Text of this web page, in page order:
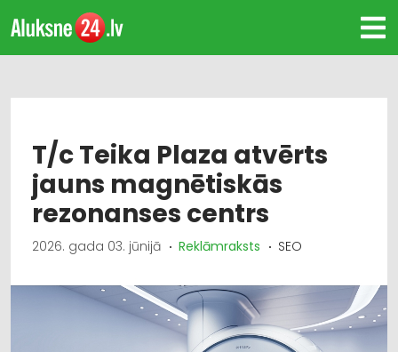
T/c Teika Plaza atvērts
jauns magnētiskās
rezonanses centrs
2026. gada 03. jūnijā Reklāmraksts SEO